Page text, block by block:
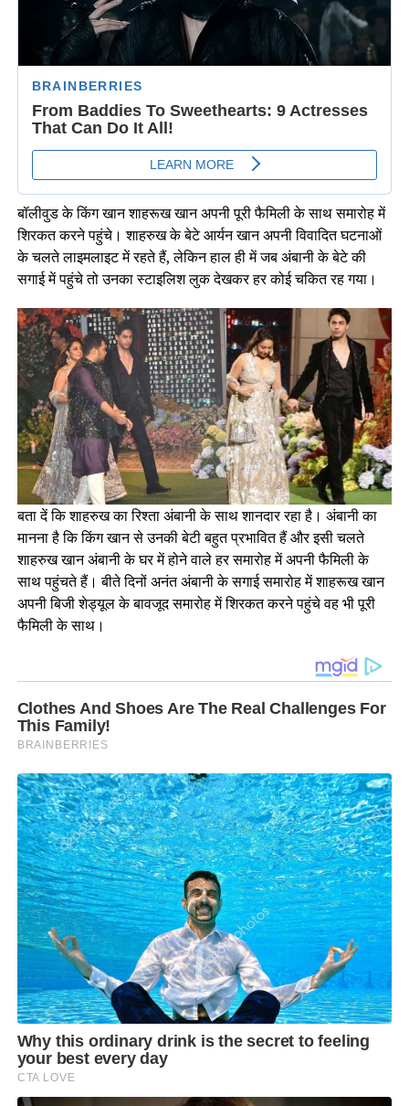
बॉलीवुड के किंग खान शाहरूख खान अपनी पूरी फैमिली के साथ समारोह में
शिरकत करने पहुंचे। शाहरुख के बेटे आर्यन खान अपनी विवादित घटनाओं
के चलते लाइमलाइट में रहते हैं, लेकिन हाल ही में जब अंबानी के बेटे की
सगाई में पहुंचे तो उनका स्टाइलिश लुक देखकर हर कोई चकित रह गया।
बता दें कि शाहरुख का रिश्ता अंबानी के साथ शानदार रहा है। अंबानी का
मानना है कि किंग खान से उनकी बेटी बहुत प्रभावित हैं और इसी चलते
शाहरुख खान अंबानी के घर में होने वाले हर समारोह में अपनी फैमिली के
साथ पहुंचते हैं। बीते दिनों अनंत अंबानी के सगाई समारोह में शाहरूख खान
अपनी बिजी शेड्यूल के बावजूद समारोह में शिरकत करने पहुंचे वह भी पूरी
फैमिली के साथ।